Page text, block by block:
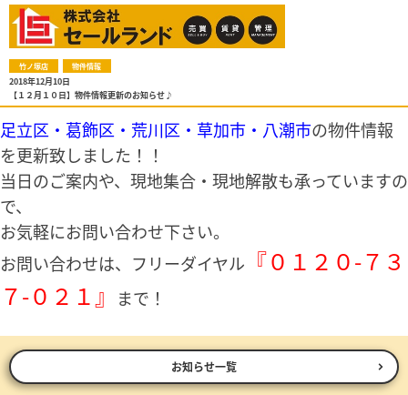
竹ノ塚店 物件情報
2018年12月10日
【１２月１０日】物件情報更新のお知らせ♪
足立区・葛飾区・荒川区・草加市・八潮市の物件情報
を更新致しました！！
当日のご案内や、現地集合・現地解散も承っていますの
で、
お気軽にお問い合わせ下さい。
お問い合わせは、フリーダイヤル 『０１２０-７３
７-０２１』
まで！
お知らせ一覧